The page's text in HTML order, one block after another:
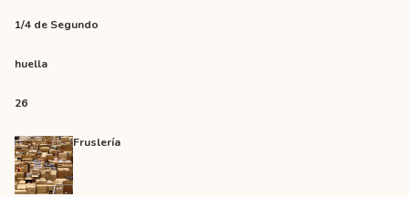
1/4 de Segundo
huella
26
Fruslería